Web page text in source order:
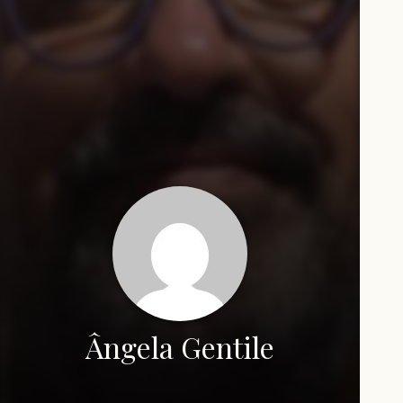
Ângela Gentile